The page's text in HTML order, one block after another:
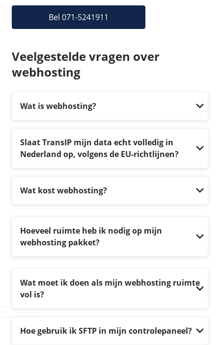
Bel 071-5241911
Veelgestelde vragen over
webhosting
Wat is webhosting?
Slaat TransIP mijn data echt volledig in
Nederland op, volgens de EU-richtlijnen?
Wat kost webhosting?
Hoeveel ruimte heb ik nodig op mijn
webhosting pakket?
Wat moet ik doen als mijn webhosting ruimte
vol is?
Hoe gebruik ik SFTP in mijn controlepaneel?